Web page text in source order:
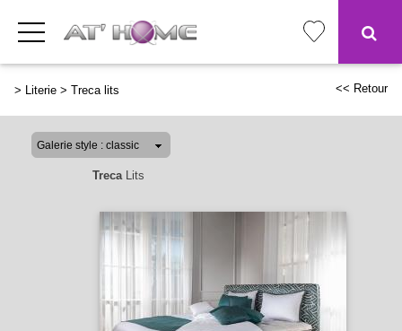
> Literie > Treca lits << Retour
TrecaLits